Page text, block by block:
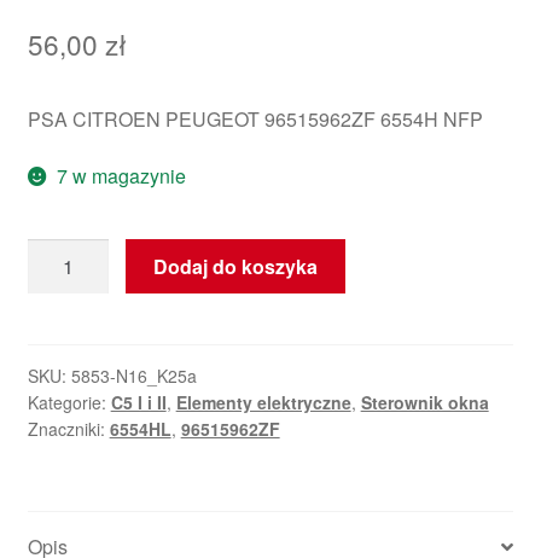
56,00 zł
PSA CITROEN PEUGEOT 96515962ZF 6554H NFP
7 w magazynie
Ovladač
C5
96515962ZF
6554HL
Dodaj do koszyka
SKU: 5853-N16_K25a
Kategorie: C5 I i II, Elementy elektryczne, Sterownik okna
Znaczniki: 6554HL, 96515962ZF
Opis